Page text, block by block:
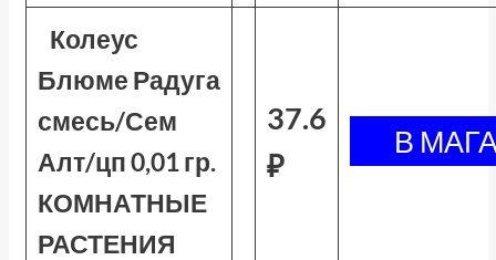
Колеус
Блюме Радуга
смесь/Сем
Алт/цп 0,01 гр.
КОМНАТНЫЕ
РАСТЕНИЯ
37.6
₽